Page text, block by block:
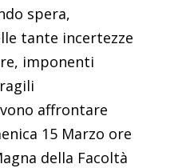
spera,
tante incertezze
imponenti
affrontare
15 Marzo ore
della Facoltà